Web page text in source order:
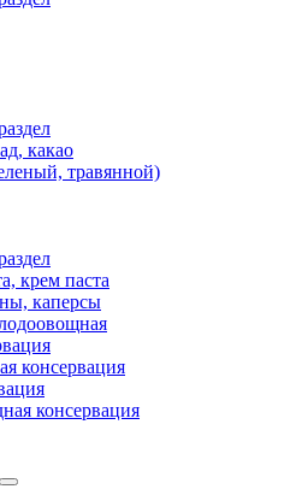
какао
травянной)
крем паста
каперсы
консервация
консервация